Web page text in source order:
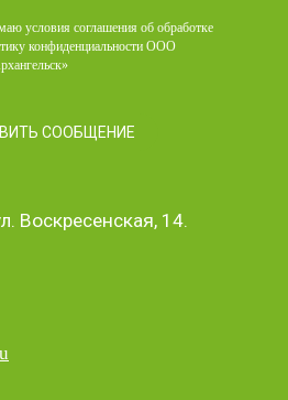
условия соглашения об обработке
конфиденциальности ООО
Воскресенская, 14.